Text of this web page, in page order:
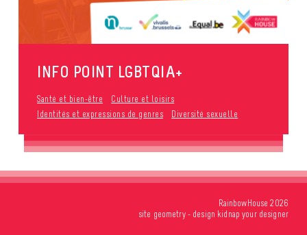
INFO POINT LGBTQIA+
Santé et bien-être
Culture et loisirs
Identités et expressions de genres
Diversité sexuelle
RainbowHouse 2026
site geometry- design kidnap your designer